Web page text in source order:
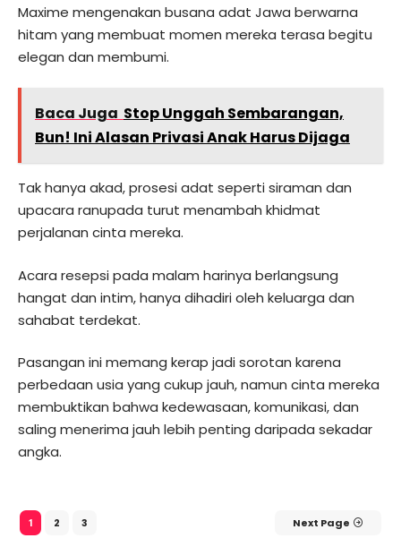
Maxime mengenakan busana adat Jawa berwarna
hitam yang membuat momen mereka terasa begitu
elegan dan membumi.
Baca Juga Stop Unggah Sembarangan,
Bun! Ini Alasan Privasi Anak Harus Dijaga
Tak hanya akad, prosesi adat seperti siraman dan
upacara ranupada turut menambah khidmat
perjalanan cinta mereka.
Acara resepsi pada malam harinya berlangsung
hangat dan intim, hanya dihadiri oleh keluarga dan
sahabat terdekat.
Pasangan ini memang kerap jadi sorotan karena
perbedaan usia yang cukup jauh, namun cinta mereka
membuktikan bahwa kedewasaan, komunikasi, dan
saling menerima jauh lebih penting daripada sekadar
angka.
1 2 3 Next Page